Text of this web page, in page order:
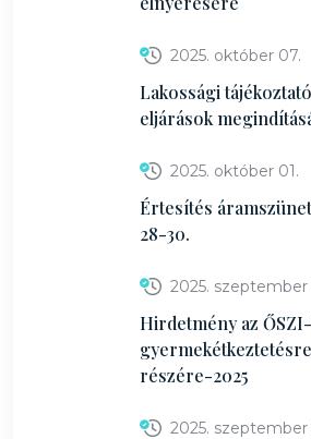
2025. október 07.
Lakossági
eljárások
2025. október 01.
Értesítés
28-30.
2025. szeptember
Hirdetmény az
részére-2025
2025. szeptember